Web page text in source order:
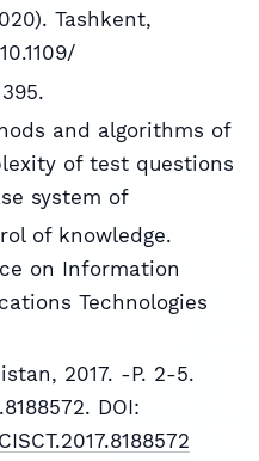
Tashkent,
and algorithms of
of test questions
system of
of knowledge.
on Information
Technologies
2017. -P. 2-5.
DOI: